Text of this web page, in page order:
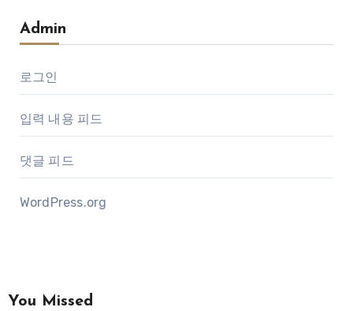
Admin
로그인
입력 내용 피드
댓글 피드
WordPress.org
You Missed